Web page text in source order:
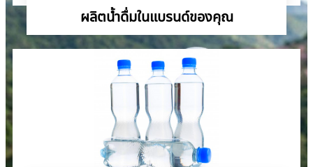
ผลิตน้ำดื่มในแบรนด์ของคุณ